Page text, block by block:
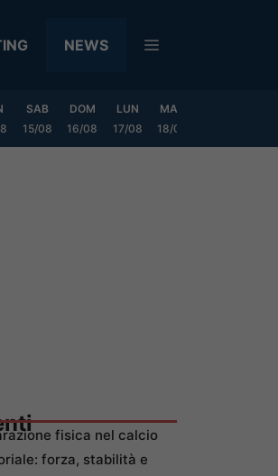
NEWS
SAB
15/08
DOM
16/08
LUN
17/08
MAR
18/08
fisica nel calcio
forza, stabilità e